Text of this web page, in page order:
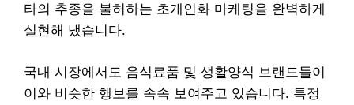
타의 추종을 불허하는 초개인화 마케팅을 완벽하게
실현해 냈습니다.
국내 시장에서도 음식료품 및 생활양식 브랜드들이
이와 비슷한 행보를 속속 보여주고 있습니다. 특정